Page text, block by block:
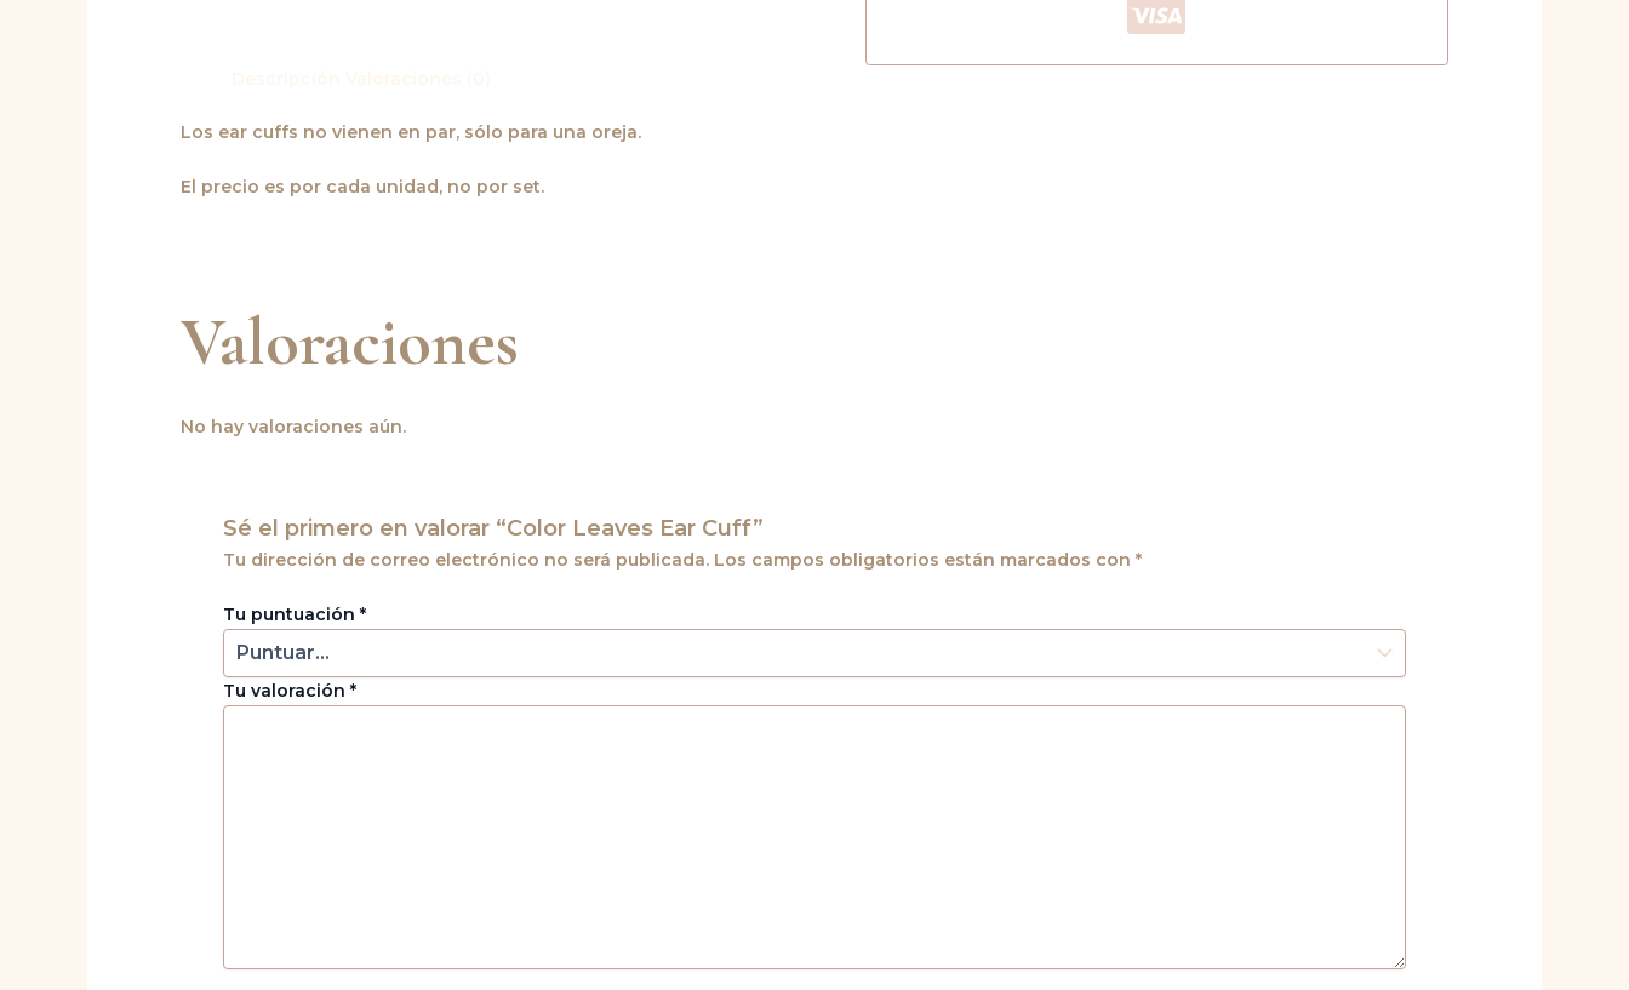
Los ear cuffs no vienen en par, sólo para una oreja.
El precio es por cada unidad, no por set.
Valoraciones
No hay valoraciones aún.
Sé el primero en valorar “Color Leaves Ear Cuff”
Tu dirección de correo electrónico no será publicada. Los campos obligatorios están marcados con *
Tu puntuación *
Tu valoración *